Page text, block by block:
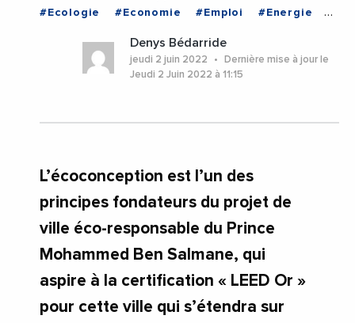
#Ecologie
#Economie #Emploi
#Energie
Denys Bédarride
jeudi 2 juin 2022
Dernière mise à jour le
Jeudi 2 Juin 2022 à 11:15
L’écoconception est l’un des
principes fondateurs du projet de
ville éco-responsable du Prince
Mohammed Ben Salmane, qui
aspire à la certification « LEED Or »
pour cette ville qui s’étendra sur